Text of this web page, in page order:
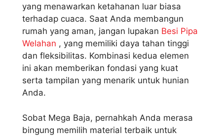
yang menawarkan ketahanan luar biasa
terhadap cuaca. Saat Anda membangun
rumah yang aman, jangan lupakan Besi Pipa
Welahan , yang memiliki daya tahan tinggi
dan fleksibilitas. Kombinasi kedua elemen
ini akan memberikan fondasi yang kuat
serta tampilan yang menarik untuk hunian
Anda.
Sobat Mega Baja, pernahkah Anda merasa
bingung memilih material terbaik untuk